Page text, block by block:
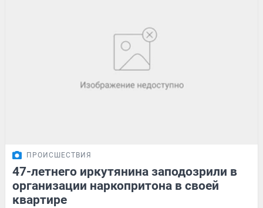
ПРОИСШЕСТВИЯ
47-летнего иркутянина заподозрили в
организации наркопритона в своей
квартире